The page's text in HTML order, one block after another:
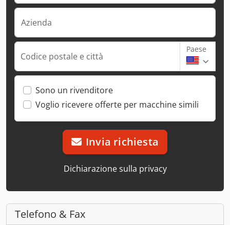
Azienda
Codice postale e città
Paese
Sono un rivenditore
Voglio ricevere offerte per macchine simili
Invia richiesta
Dichiarazione sulla privacy
Telefono & Fax